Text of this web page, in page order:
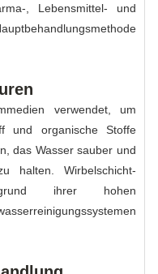
, Lebensmittel- und
verwendet, um
und organische Stoffe
das Wasser sauber und
halten. Wirbelschicht-
ihrer hohen